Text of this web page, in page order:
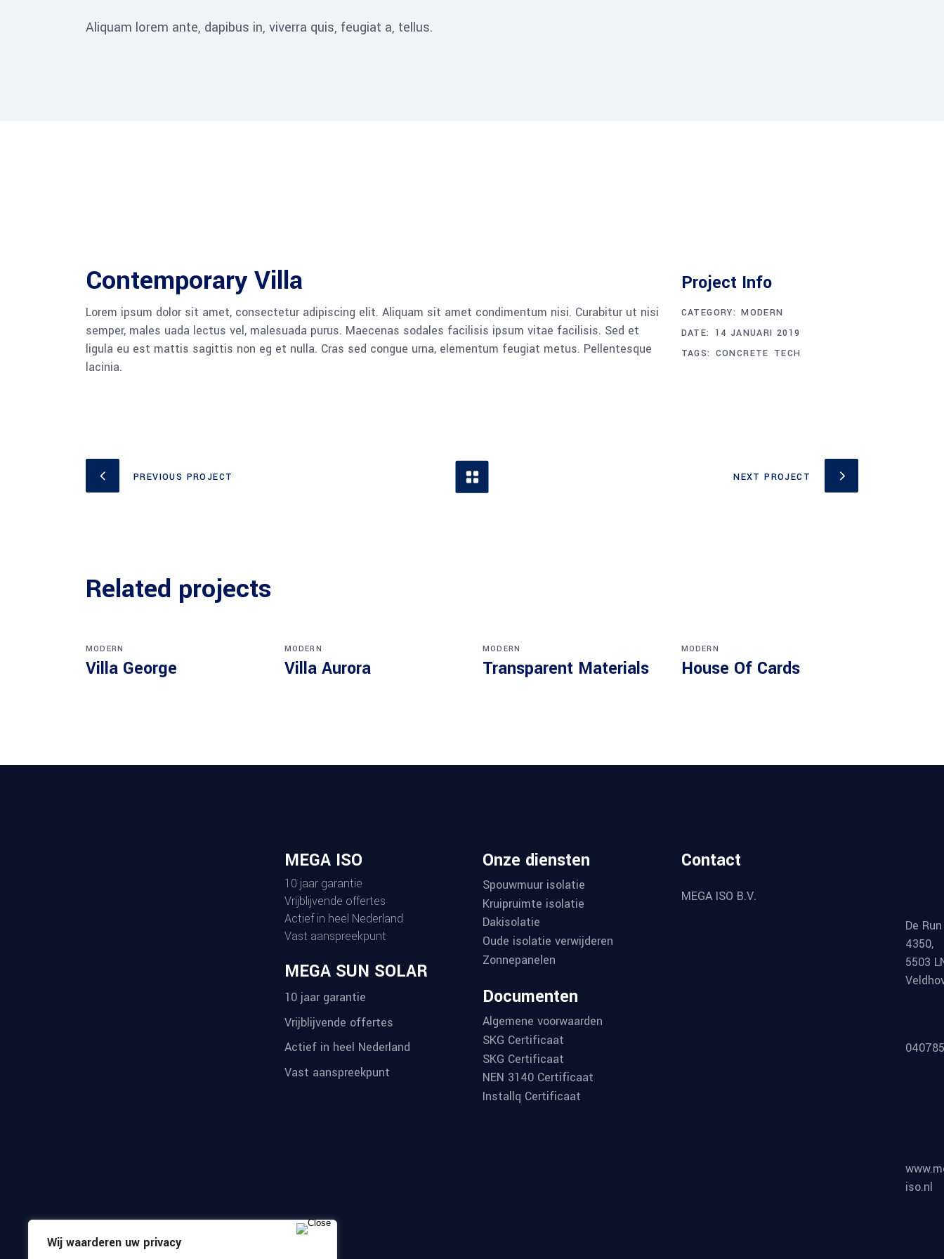
Wij waarderen uw privacy
Aliquam lorem ante, dapibus in, viverra quis, feugiat a, tellus.
Contemporary Villa
Lorem ipsum dolor sit amet, consectetur adipiscing elit. Aliquam sit amet condimentum nisi. Curabitur ut nisi
semper, males uada lectus vel, malesuada purus. Maecenas sodales facilisis ipsum vitae facilisis. Sed et
ligula eu est mattis sagittis non eg et nulla. Cras sed congue urna, elementum feugiat metus. Pellentesque
lacinia.
Project Info
CATEGORY: MODERN
DATE: 14 JANUARI 2019
TAGS: CONCRETE TECH
PREVIOUS PROJECT NEXT PROJECT
Related projects
MODERN
Villa George
MODERN
Villa Aurora
MODERN
Transparent Materials
MODERN
House Of Cards
MEGA ISO
10 jaar garantie
Vrijblijvende offertes
Actief in heel Nederland
Vast aanspreekpunt
MEGA SUN SOLAR
10 jaar garantie
Vrijblijvende offertes
Actief in heel Nederland
Vast aanspreekpunt
Onze diensten
Spouwmuur isolatie
Kruipruimte isolatie
Dakisolatie
Oude isolatie verwijderen
Zonnepanelen
Documenten
Algemene voorwaarden
SKG Certificaat
SKG Certificaat
NEN 3140 Certificaat
Installq Certificaat
Contact
MEGA ISO B.V.
De Run
4350,
5503
iso.nl